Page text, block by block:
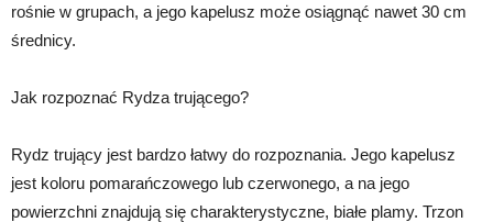
rośnie w grupach, a jego kapelusz może osiągnąć nawet 30 cm
średnicy.
Jak rozpoznać Rydza trującego?
Rydz trujący jest bardzo łatwy do rozpoznania. Jego kapelusz
jest koloru pomarańczowego lub czerwonego, a na jego
powierzchni znajdują się charakterystyczne, białe plamy. Trzon